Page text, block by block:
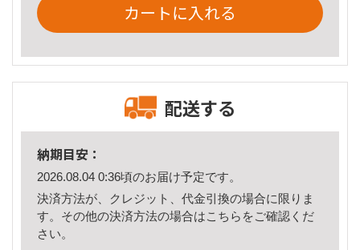
カートに入れる
配送する
納期目安：
2026.08.04 0:36頃のお届け予定です。
決済方法が、クレジット、代金引換の場合に限りま
す。その他の決済方法の場合はこちら をご確認くだ
さい。